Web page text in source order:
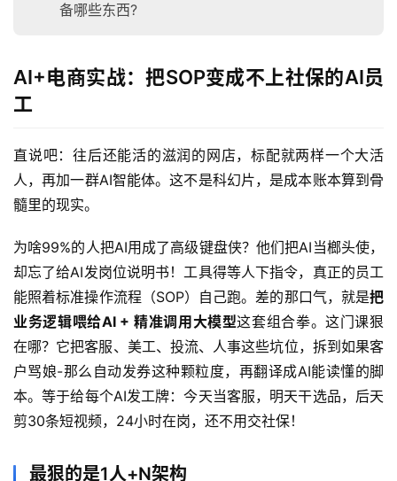
首
页
备哪些东西?
AI+电商实战：把SOP变成不上社保的AI员
工
直说吧：往后还能活的滋润的网店，标配就两样一个大活
人，再加一群AI智能体。这不是科幻片，是成本账本算到骨
髓里的现实。
为啥99%的人把AI用成了高级键盘侠？他们把AI当榔头使，
却忘了给AI发岗位说明书！工具得等人下指令，真正的员工
能照着标准操作流程（SOP）自己跑。差的那口气，就是把
业务逻辑喂给AI + 精准调用大模型这套组合拳。这门课狠
在哪？它把客服、美工、投流、人事这些坑位，拆到如果客
户骂娘-那么自动发券这种颗粒度，再翻译成AI能读懂的脚
本。等于给每个AI发工牌：今天当客服，明天干选品，后天
剪30条短视频，24小时在岗，还不用交社保！
最狠的是1人+N架构